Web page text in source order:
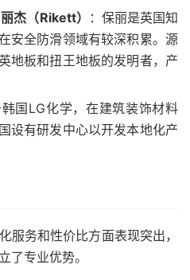
丽杰（Rikett）
：保丽是英国知
安全防滑领域有较深积累。源
地板和扭王地板的发明者，产
国LG化学，在建筑装饰材料
设有研发中心以开发本地化产
服务和性价比方面表现突出，
了专业优势。